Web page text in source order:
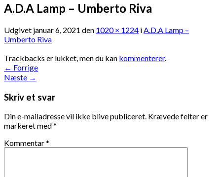
A.D.A Lamp – Umberto Riva
Udgivet januar 6, 2021 den 1020 × 1224 iA.D.A Lamp –
Umberto Riva
Trackbacks er lukket, men du kan kommenterer.
← Forrige
Næste →
Skriv et svar
Din e-mailadresse vil ikke blive publiceret. Krævede felter er
markeret med*
Kommentar*